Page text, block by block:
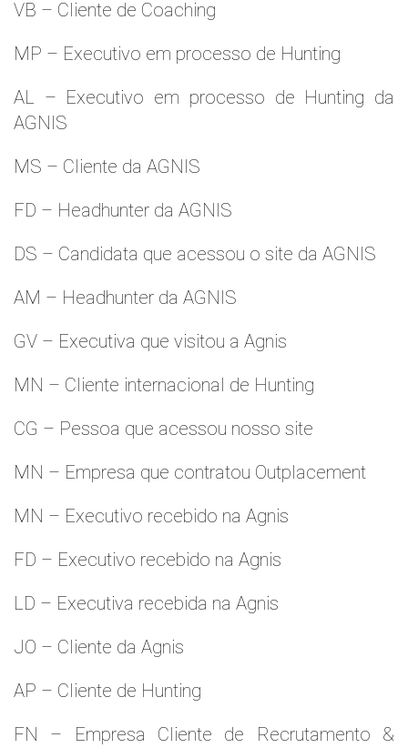
VB – Cliente de Coaching
MP – Executivo em processo de Hunting
AL – Executivo em processo de Hunting da
AGNIS
MS – Cliente da AGNIS
FD – Headhunter da AGNIS
DS – Candidata que acessou o site da AGNIS
AM – Headhunter da AGNIS
GV – Executiva que visitou a Agnis
MN – Cliente internacional de Hunting
CG – Pessoa que acessou nosso site
MN – Empresa que contratou Outplacement
MN – Executivo recebido na Agnis
FD – Executivo recebido na Agnis
LD – Executiva recebida na Agnis
JO – Cliente da Agnis
AP – Cliente de Hunting
FN – Empresa Cliente de Recrutamento &